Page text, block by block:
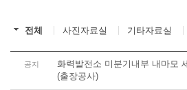
전체 사진자료실 기타자료실
공지
화력발전소 미분기내부 내마모
(출장공사)